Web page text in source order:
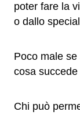
poter fare la
o dallo
Poco male
cosa
Chi può